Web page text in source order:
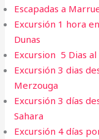
Escapadas a
Excursión 1 hora
Dunas
Excursion 5 Dias
Excursión 3 dias
Merzouga
Excursión 3 días
Sahara
Excursión 4 días